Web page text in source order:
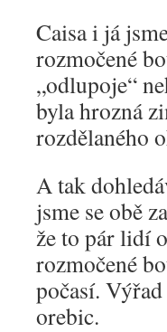
Caisa i já
rozmočené
„odlupoje“
byla hrozná
rozdělaného
A tak
jsme se obě
že to pár lidí
rozmočené
počasí.
orebic.